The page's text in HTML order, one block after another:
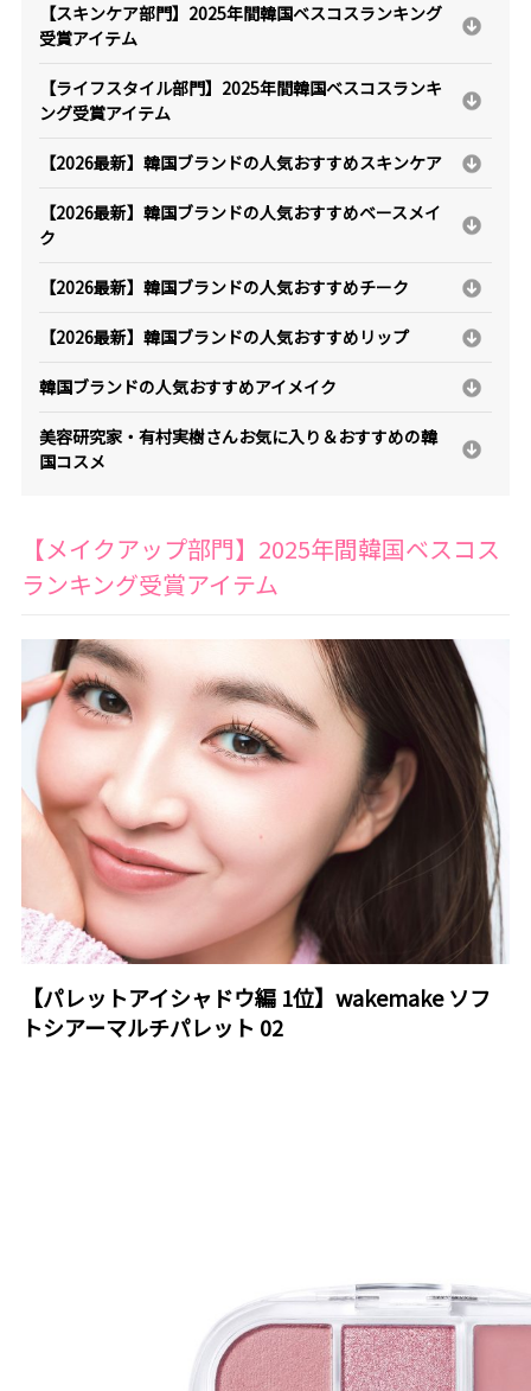
【スキンケア部門】2025年間韓国ベスコスランキング
受賞アイテム
【ライフスタイル部門】2025年間韓国ベスコスランキ
ング受賞アイテム
【2026最新】韓国ブランドの人気おすすめスキンケア
【2026最新】韓国ブランドの人気おすすめベースメイ
ク
【2026最新】韓国ブランドの人気おすすめチーク
【2026最新】韓国ブランドの人気おすすめリップ
韓国ブランドの人気おすすめアイメイク
美容研究家・有村実樹さんお気に入り＆おすすめの韓
国コスメ
【メイクアップ部門】2025年間韓国ベスコス
ランキング受賞アイテム
【パレットアイシャドウ編 1位】wakemake ソフ
トシアーマルチパレット 02